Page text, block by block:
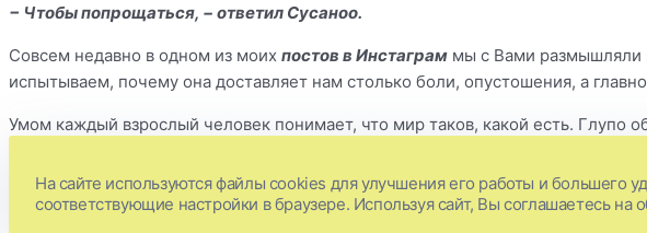
− Чтобы попрощаться, − ответил Сусаноо.
Совсем недавно в одном из моих постов в Инстаграм мы с Вами размышляли
испытываем, почему она доставляет нам столько боли, опустошения, а
Умом каждый взрослый человек понимает, что мир таков, какой есть. Глупо
не дарит подарки или никогда не звонит первым.
Такая обида разрушает нас. Это претензия к внешним обстоятельствам,
На сайте используются файлы cookies для улучшения его работы и большего
соответствующие настройки в браузере. Используя сайт, Вы соглашаетесь